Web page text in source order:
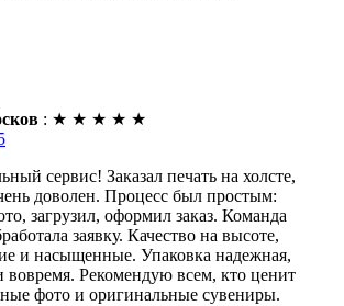
: ★ ★ ★ ★ ★
сервис! Заказал печать на холсте,
доволен. Процесс был простым:
загрузил, оформил заказ. Команда
заявку. Качество на высоте,
и насыщенные. Упаковка надежная,
вовремя. Рекомендую всем, кто ценит
фото и оригинальные сувениры.